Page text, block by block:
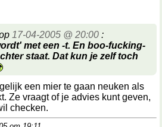
17-04-2005 @ 20:00 :
met een -t. En boo-fucking-
staat. Dat kun je zelf toch
een mier te gaan neuken als
Ze vraagt of je advies kunt geven,
checken.